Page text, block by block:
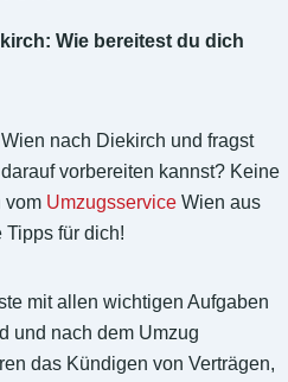
Wie bereitest du dich
nach Diekirch und fragst
vorbereiten kannst? Keine
vom Umzugsservice Wien aus
für dich!
mit allen wichtigen Aufgaben
und nach dem Umzug
das Kündigen von Verträgen,